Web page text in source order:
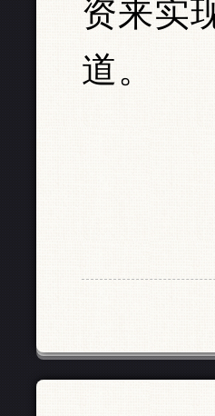
资来实
道。